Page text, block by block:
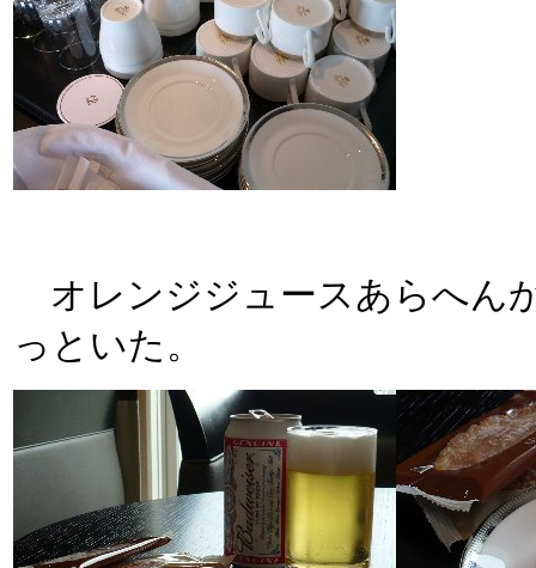
オレンジジュースあらへん
っといた。